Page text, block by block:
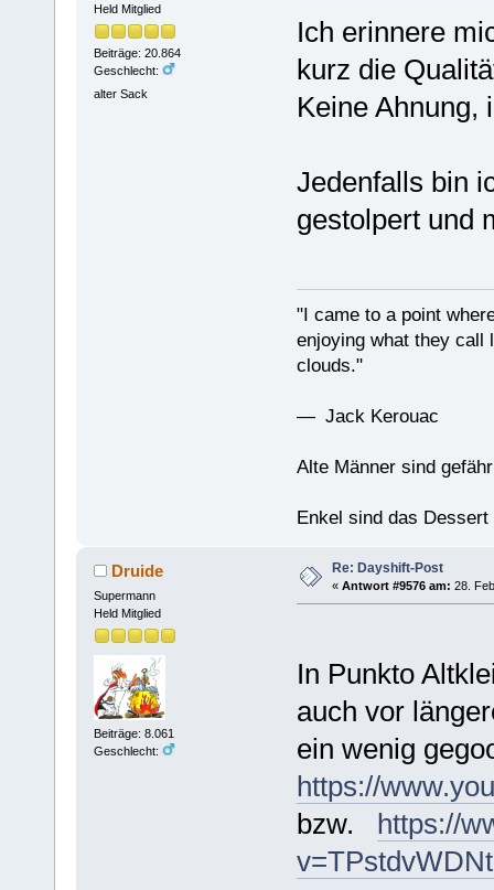
Held Mitglied
Beiträge: 20.864
Geschlecht:
alter Sack
Ich erinnere
kurz die
Keine Ahnung,
Jedenfalls bin
gestolpert und
"I came to a point
enjoying what they call
clouds."
— Jack Kerouac
Alte Männer sind
Enkel sind das Dessert
Druide
Supermann
Held Mitglied
Beiträge: 8.061
Geschlecht:
Re: Dayshift-Post
« Antwort #9576 am: 28.
In Punkto
auch vor
ein wenig
https://
bzw. https://